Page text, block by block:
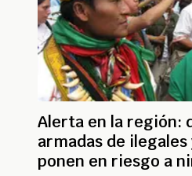
Alerta en la región:
armadas de
ponen en riesgo a